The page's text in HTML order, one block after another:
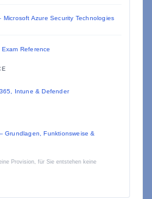
Azure Security Technologies
Reference
Intune & Defender
Grundlagen, Funktionsweise &
Provision, für Sie entstehen keine